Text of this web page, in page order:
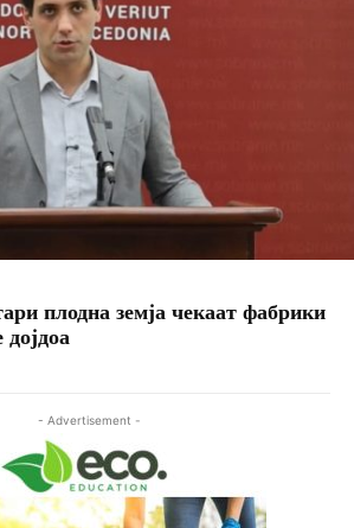
плодна земја чекаат фабрики
- Advertisement -